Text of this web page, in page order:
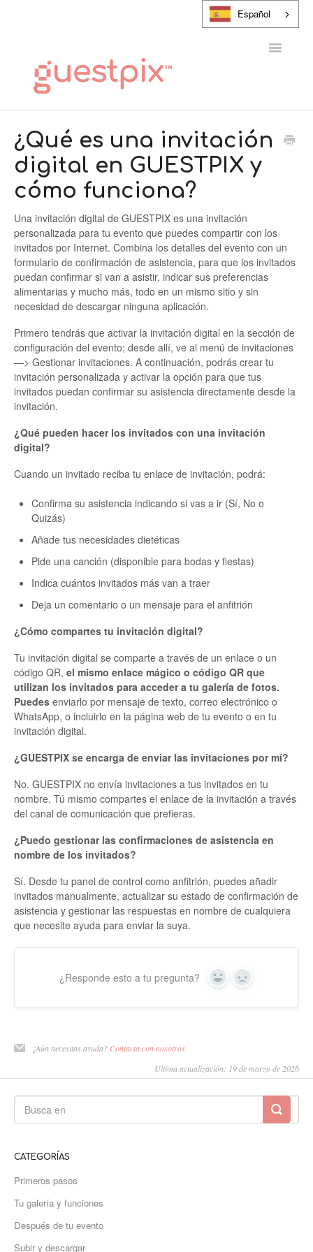
Español
Alternar
PONTE EN CONTACTO CON
¿Qué es una invitación
digital en GUESTPIX y
cómo funciona?
Una invitación digital de GUESTPIX es una invitación
personalizada para tu evento que puedes compartir con los
invitados por Internet. Combina los detalles del evento con un
formulario de confirmación de asistencia, para que los invitados
puedan confirmar si van a asistir, indicar sus preferencias
alimentarias y mucho más, todo en un mismo sitio y sin
necesidad de descargar ninguna aplicación.
Primero tendrás que activar la invitación digital en la sección de
configuración del evento; desde allí, ve al menú de invitaciones
—> Gestionar invitaciones. A continuación, podrás crear tu
invitación personalizada y activar la opción para que tus
invitados puedan confirmar su asistencia directamente desde la
invitación.
¿Qué pueden hacer los invitados con una invitación
digital?
Cuando un invitado reciba tu enlace de invitación, podrá:
Confirma su asistencia indicando si vas a ir (Sí, No o
Quizás)
Añade tus necesidades dietéticas
Pide una canción (disponible para bodas y fiestas)
Indica cuántos invitados más van a traer
Deja un comentario o un mensaje para el anfitrión
¿Cómo compartes tu invitación digital?
Tu invitación digital se comparte a través de un enlace o un
código QR, el mismo enlace mágico o código QR que
utilizan los invitados para acceder a tu galería de fotos.
Puedes enviarlo por mensaje de texto, correo electrónico o
WhatsApp, o incluirlo en la página web de tu evento o en tu
invitación digital.
¿GUESTPIX se encarga de enviar las invitaciones por mí?
No. GUESTPIX no envía invitaciones a tus invitados en tu
nombre. Tú mismo compartes el enlace de la invitación a través
del canal de comunicación que prefieras.
¿Puedo gestionar las confirmaciones de asistencia en
nombre de los invitados?
Sí. Desde tu panel de control como anfitrión, puedes añadir
invitados manualmente, actualizar su estado de confirmación de
asistencia y gestionar las respuestas en nombre de cualquiera
que necesite ayuda para enviar la suya.
¿Responde esto a tu pregunta? Sí No
¿Aún necesitas ayuda? Contacta con nosotros
Última actualización: 19 de marzo de 2026
CATEGORÍAS
Primeros pasos
Tu galería y funciones
Después de tu evento
Subir y descargar